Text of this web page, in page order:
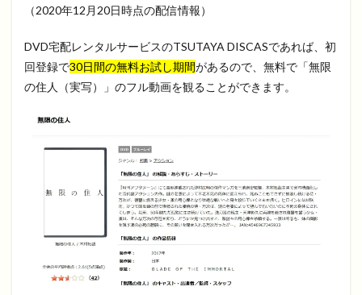
（2020年12月20日時点の配信情報）
DVD宅配レンタルサービスのTSUTAYA DISCASであれば、初
回登録で30日間の無料お試し期間があるので、無料で「無限
の住人（実写）」のフル動画を観ることができます。